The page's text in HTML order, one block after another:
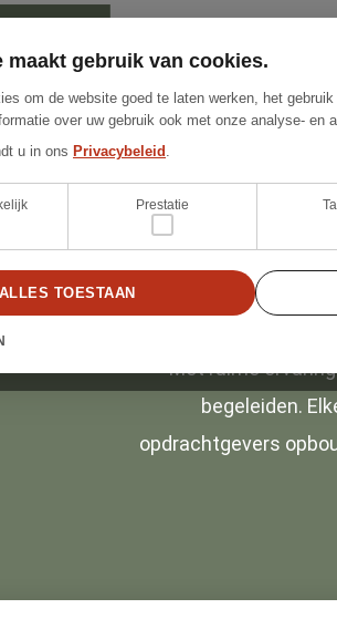
Bouwadviseur
Met ruime
begeleiden.
opdrachtgevers
maakt gebruik van cookies.
om de website goed te laten werken, het
over uw gebruik ook met onze analyse- en
u in ons Privacybeleid .
Prestatie
ALLES TOESTAAN